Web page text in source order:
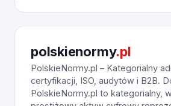
polskienormy.pl
PolskieNormy.pl – Kategorialny
certyfikacji, ISO, audytów i B2B.
PolskieNormy.pl to kategorialny,